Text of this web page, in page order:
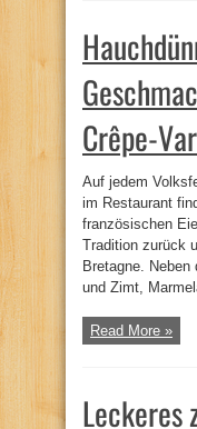
Crêpe-
Auf jedem
im Restaurant
französischen
Tradition zurück
Bretagne.
und Zimt,
Read More »
Leckeres